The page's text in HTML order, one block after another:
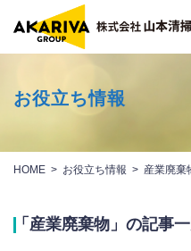
お役立ち情報
HOME お役立ち情報 産業廃棄
「産業廃棄物」の記事